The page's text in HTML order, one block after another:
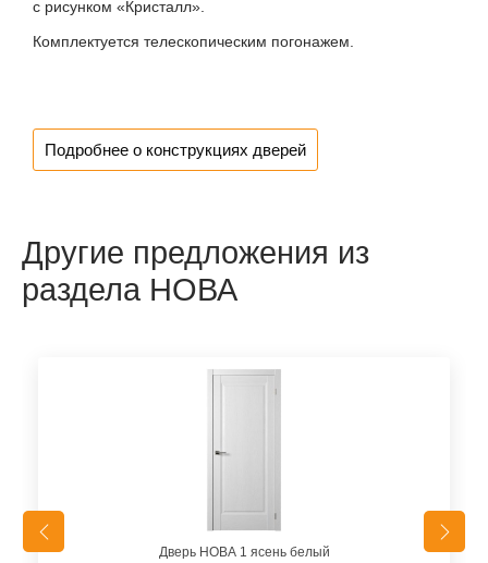
с рисунком «Кристалл».
Комплектуется телескопическим погонажем.
Подробнее о конструкциях дверей
Другие предложения из
раздела НОВА
Дверь НОВА 1 ясень белый